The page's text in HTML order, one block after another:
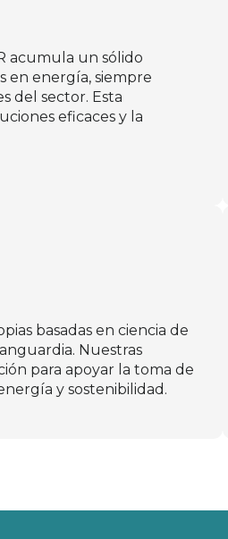
acumula un sólido
en energía, siempre
del sector. Esta
eficaces y la
basadas en ciencia de
Nuestras
para apoyar la toma de
y sostenibilidad.